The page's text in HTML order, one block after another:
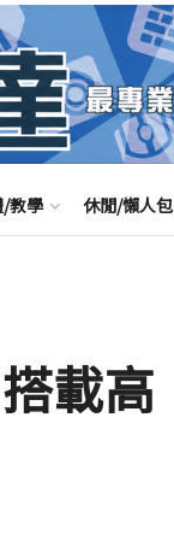
/教學 休閒/懶人包
載高